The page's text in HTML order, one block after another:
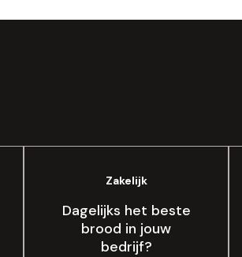
Dagelijks het beste
brood in jouw
bedrijf?
Zakelijk